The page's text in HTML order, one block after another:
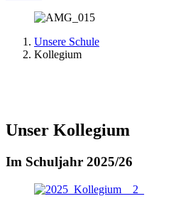
Unsere Schule
Kollegium
Unser Kollegium
Im Schuljahr 2025/26